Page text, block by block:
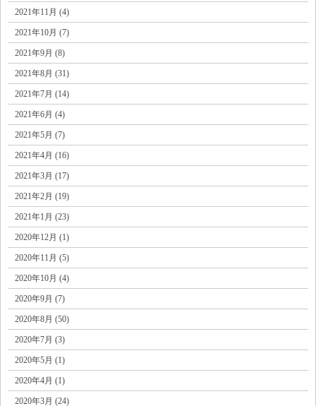
2021年11月 (4)
2021年10月 (7)
2021年9月 (8)
2021年8月 (31)
2021年7月 (14)
2021年6月 (4)
2021年5月 (7)
2021年4月 (16)
2021年3月 (17)
2021年2月 (19)
2021年1月 (23)
2020年12月 (1)
2020年11月 (5)
2020年10月 (4)
2020年9月 (7)
2020年8月 (50)
2020年7月 (3)
2020年5月 (1)
2020年4月 (1)
2020年3月 (24)